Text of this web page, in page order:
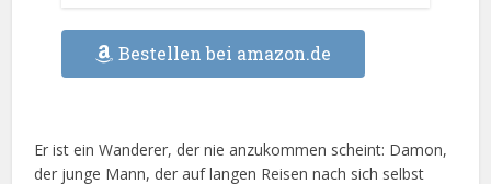
Bestellen bei amazon.de
Er ist ein Wanderer, der nie anzukommen scheint: Damon,
der junge Mann, der auf langen Reisen nach sich selbst